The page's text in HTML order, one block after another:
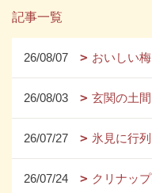
記事一覧
26/08/07 おいしい
26/08/03 玄関の土
26/07/27 氷見に行列
26/07/24
クリナッ